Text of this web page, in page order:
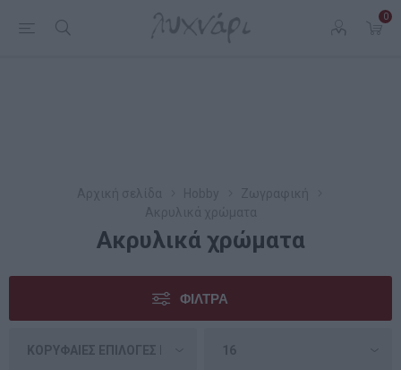
0
Ακρυλικά χρώματα
ΦΊΛΤΡΑ